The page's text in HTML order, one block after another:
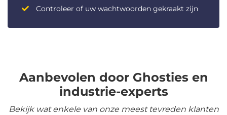
Controleer of uw wachtwoorden gekraakt zijn
Aanbevolen door Ghosties en
industrie-experts
Bekijk wat enkele van onze meest tevreden klanten